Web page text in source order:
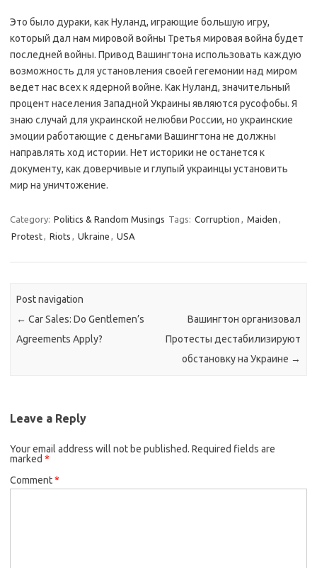
Это было дураки, как Нуланд, играющие большую игру,
который дал нам мировой войны Третья мировая война будет
последней войны. Привод Вашингтона использовать каждую
возможность для установления своей гегемонии над миром
ведет нас всех к ядерной войне. Как Нуланд, значительный
процент населения Западной Украины являются русофобы. Я
знаю случай для украинской нелюбви России, но украинские
эмоции работающие с деньгами Вашингтона не должны
направлять ход истории. Нет историки не останется к
документу, как доверчивые и глупый украинцы установить
мир на уничтожение.
Category: Politics & Random Musings Tags: Corruption , Maiden ,
Protest, Riots , Ukraine , USA
Post navigation
← Car Sales: Do Gentlemen’s
Agreements Apply?
Вашингтон организовал
Протесты дестабилизируют
обстановку на Украине →
Leave a Reply
Your email address will not be published. Required fields are
marked *
Comment*